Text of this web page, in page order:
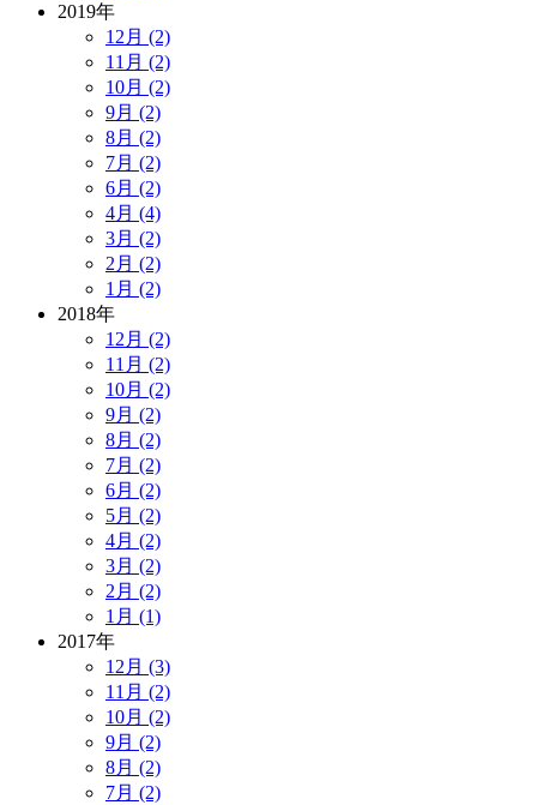
2019年
12月 (2)
11月 (2)
10月 (2)
9月 (2)
8月 (2)
7月 (2)
6月 (2)
4月 (4)
3月 (2)
2月 (2)
1月 (2)
2018年
12月 (2)
11月 (2)
10月 (2)
9月 (2)
8月 (2)
7月 (2)
6月 (2)
5月 (2)
4月 (2)
3月 (2)
2月 (2)
1月 (1)
2017年
12月 (3)
11月 (2)
10月 (2)
9月 (2)
8月 (2)
7月 (2)